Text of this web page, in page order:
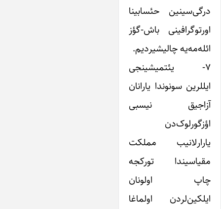
درگی‌سینین حئسابینا
اور‌توگرافینی باش-گؤز
ائله‌مه‌یه چالیشیردیم.
۷- یئتمیشینجی
ایللرین سونوندا یارانان
آزاجیق نیسبی
اؤزگورلوک‌دن
یارارلانیب مملکت
مقیاسیندا تورکجه
چاپ اولونان
ایلکین‌لردن اولماغا